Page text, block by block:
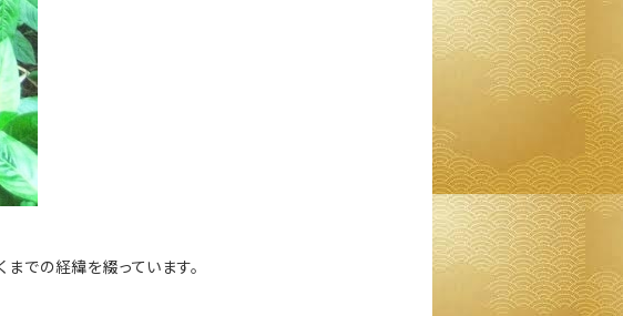
での経緯を綴っています。